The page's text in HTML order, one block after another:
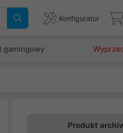
Konfigurator
gamingowy
Produkt